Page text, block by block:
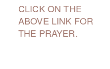
CLICK ON THE
ABOVE LINK FOR
THE PRAYER.